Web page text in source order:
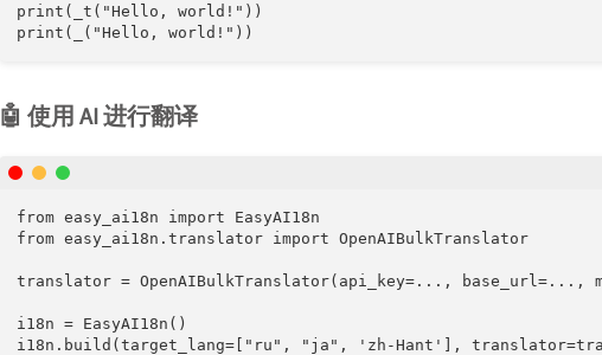
print(_t("Hello, world!"))
print(_("Hello, world!"))
🤖 使用 AI 进行翻译
from easy_ai18n import EasyAI18n
from easy_ai18n.translator import OpenAIBulkTranslator
translator = OpenAIBulkTranslator(api_key=..., base_url=...,
i18n = EasyAI18n()
i18n.build(target_lang=["ru", "ja", 'zh-Hant'],